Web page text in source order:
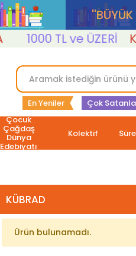
1000 TL ve ÜZERİ
En Yeniler Çok
Çocuk
Çağdaş
Dünya
Edebiyatı
Kolektif
KÜBRAD
Ürün bulunamadı.